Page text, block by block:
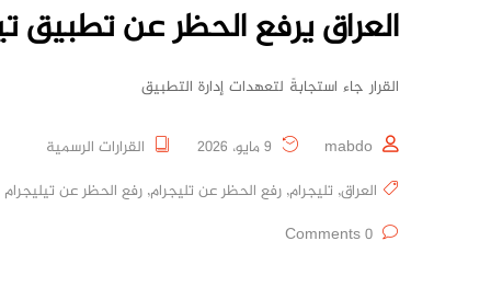
العراق يرفع الحظر عن تطبيق
القرار جاء استجابةً لتعهدات إدارة التطبيق
mabdo
القرارات الرسمية
العراق, تليجرام, رفع الحظر عن تليجرام, رفع الحظر عن تيليجرام